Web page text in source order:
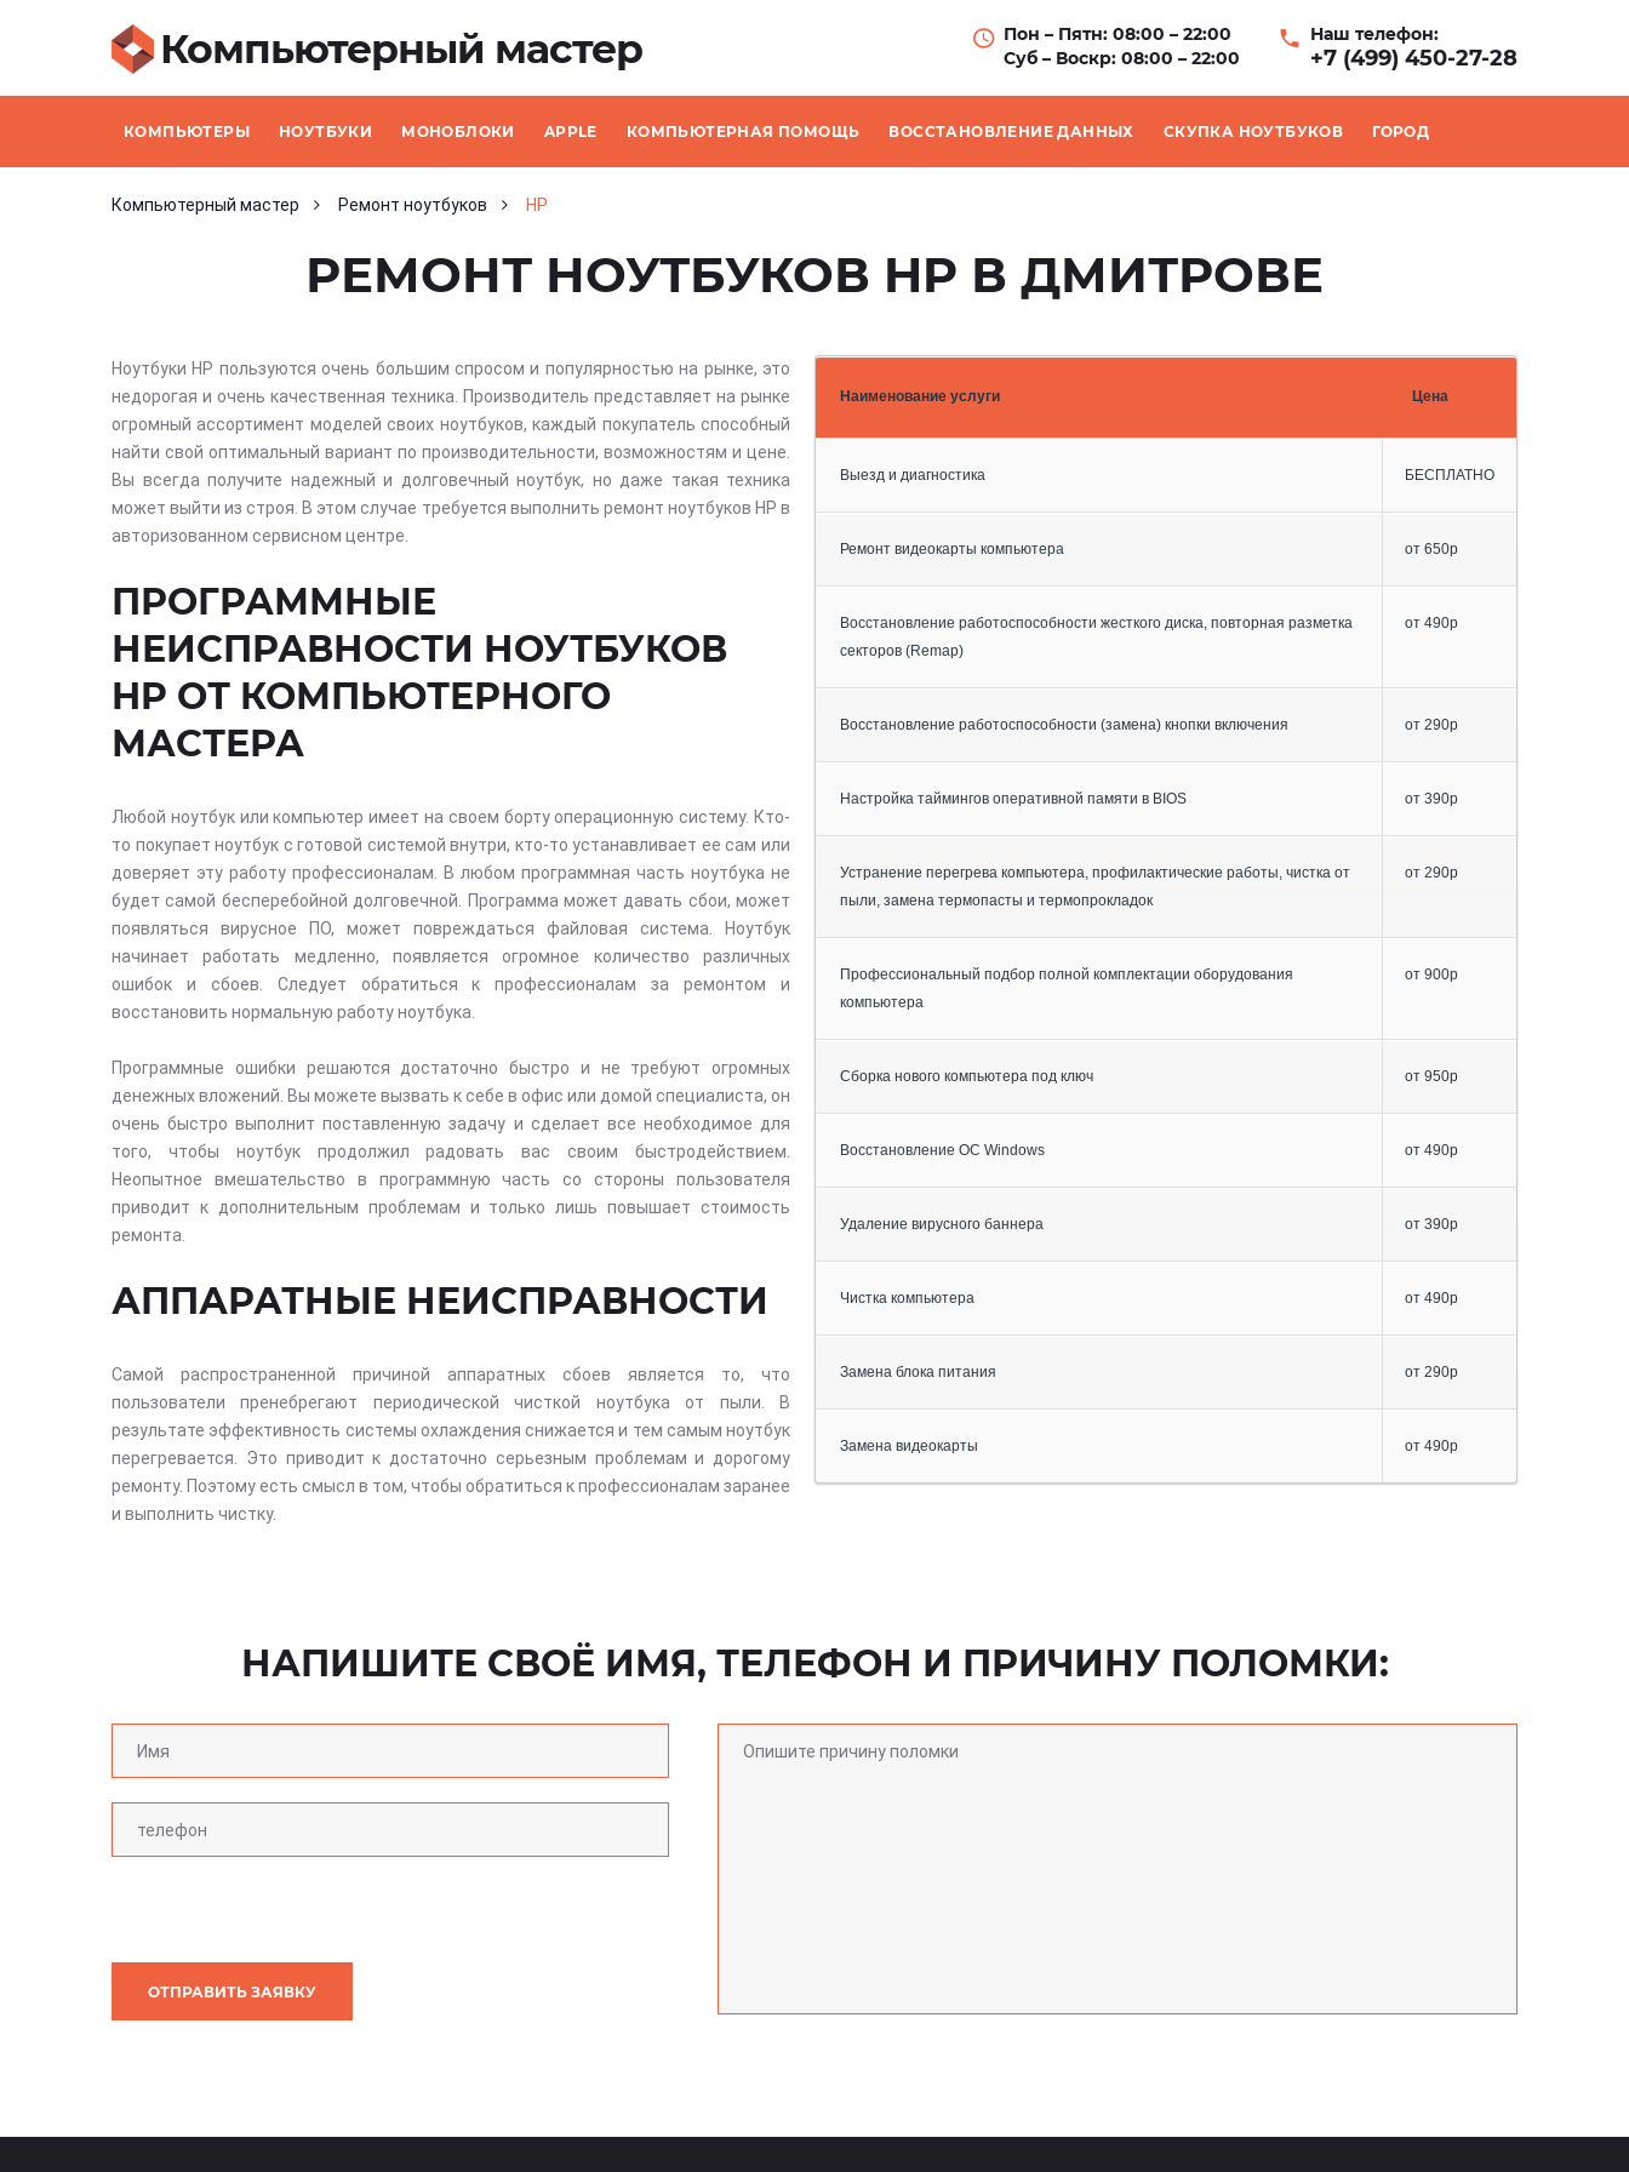
Компьютерный мастер Наш телефон:
+7 (499) 450-27-28
Пон – Пятн: 08:00 – 22:00
Суб – Воскр: 08:00 – 22:00
КОМПЬЮТЕРЫ НОУТБУКИ МОНОБЛОКИ APPLE КОМПЬЮТЕРНАЯ ПОМОЩЬ ВОССТАНОВЛЕНИЕ ДАННЫХ СКУПКА НОУТБУКОВ ГОРОД
Компьютерный мастер Ремонт ноутбуков HP
РЕМОНТ НОУТБУКОВ HP В ДМИТРОВЕ
Наименование услуги Цена
Выезд и диагностика БЕСПЛАТНО
Ремонт видеокарты компьютера от 650р
Восстановление работоспособности жесткого диска, повторная разметка
секторов (Remap)
от 490р
Восстановление работоспособности (замена) кнопки включения от 290р
Настройка таймингов оперативной памяти в BIOS от 390р
Устранение перегрева компьютера, профилактические работы, чистка от
пыли, замена термопасты и термопрокладок
от 290р
Профессиональный подбор полной комплектации оборудования
компьютера
от 900р
Сборка нового компьютера под ключ от 950р
Восстановление ОС Windows от 490р
Удаление вирусного баннера от 390р
Чистка компьютера от 490р
Замена блока питания от 290р
Замена видеокарты от 490р
Ноутбуки HP пользуются очень большим спросом и популярностью на рынке, это
недорогая и очень качественная техника. Производитель представляет на рынке
огромный ассортимент моделей своих ноутбуков, каждый покупатель способный
найти свой оптимальный вариант по производительности, возможностям и цене.
Вы всегда получите надежный и долговечный ноутбук, но даже такая техника
может выйти из строя. В этом случае требуется выполнить ремонт ноутбуков HP в
авторизованном сервисном центре.
ПРОГРАММНЫЕ
НЕИСПРАВНОСТИ НОУТБУКОВ
HP ОТ КОМПЬЮТЕРНОГО
МАСТЕРА
Любой ноутбук или компьютер имеет на своем борту операционную систему. Кто-
то покупает ноутбук с готовой системой внутри, кто-то устанавливает ее сам или
доверяет эту работу профессионалам. В любом программная часть ноутбука не
будет самой бесперебойной долговечной. Программа может давать сбои, может
появляться вирусное ПО, может повреждаться файловая система. Ноутбук
начинает работать медленно, появляется огромное количество различных
ошибок и сбоев. Следует обратиться к профессионалам за ремонтом и
восстановить нормальную работу ноутбука.
Программные ошибки решаются достаточно быстро и не требуют огромных
денежных вложений. Вы можете вызвать к себе в офис или домой специалиста, он
очень быстро выполнит поставленную задачу и сделает все необходимое для
того, чтобы ноутбук продолжил радовать вас своим быстродействием.
Неопытное вмешательство в программную часть со стороны пользователя
приводит к дополнительным проблемам и только лишь повышает стоимость
ремонта.
АППАРАТНЫЕ НЕИСПРАВНОСТИ
Самой распространенной причиной аппаратных сбоев является то, что
пользователи пренебрегают периодической чисткой ноутбука от пыли. В
результате эффективность системы охлаждения снижается и тем самым ноутбук
перегревается. Это приводит к достаточно серьезным проблемам и дорогому
ремонту. Поэтому есть смысл в том, чтобы обратиться к профессионалам заранее
и выполнить чистку.
НАПИШИТЕ СВОЁ ИМЯ, ТЕЛЕФОН И ПРИЧИНУ ПОЛОМКИ:
ОТПРАВИТЬ ЗАЯВКУ